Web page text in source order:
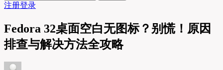
注册登录
Fedora 32桌面空白无图标？别慌！原因
排查与解决方法全攻略